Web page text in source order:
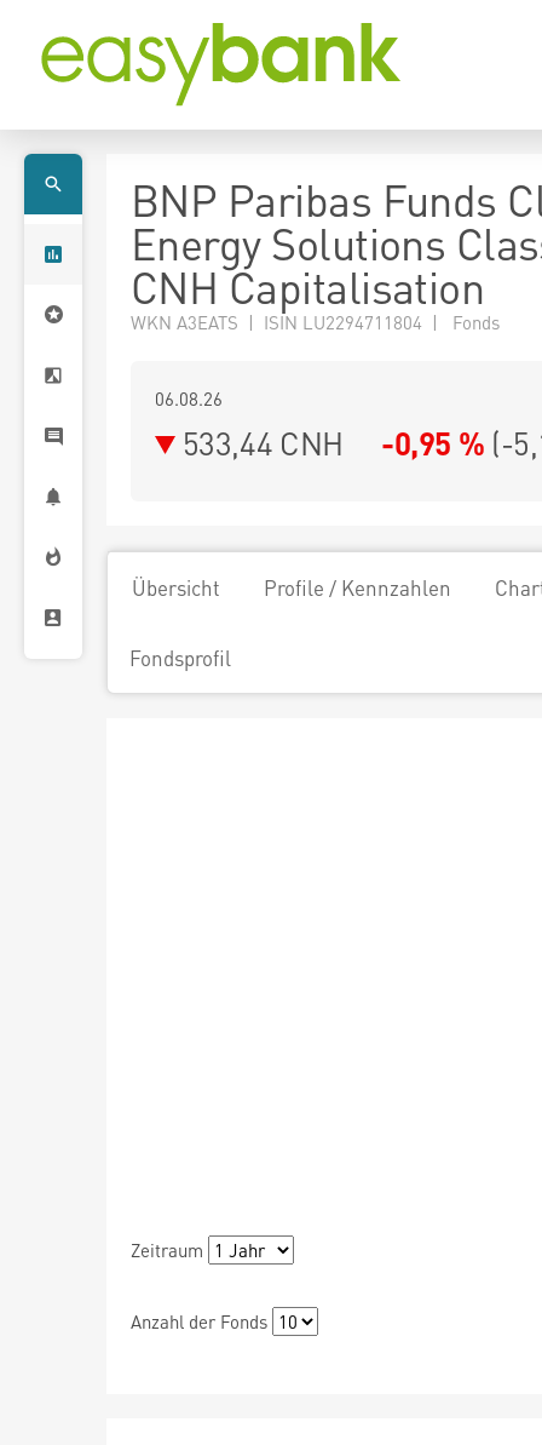
BNP Paribas Funds
Energy Solutions
CNH Capitalisation
WKN A3EATS | ISIN LU2294711804 | Fonds
06.08.26
533,44 CNH -0,95 % (-
Übersicht Profile / Kennzahlen
Fondsprofil
Zeitraum
Anzahl der Fonds